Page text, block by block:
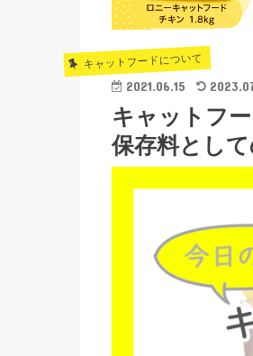
キャットフードについて
2021.06.15
キャットフ
保存料とし